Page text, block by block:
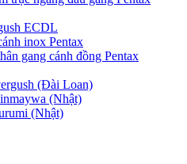
ECDL
inox Pentax
gang cánh đồng Pentax
(Đài Loan)
(Nhật)
(Nhật)